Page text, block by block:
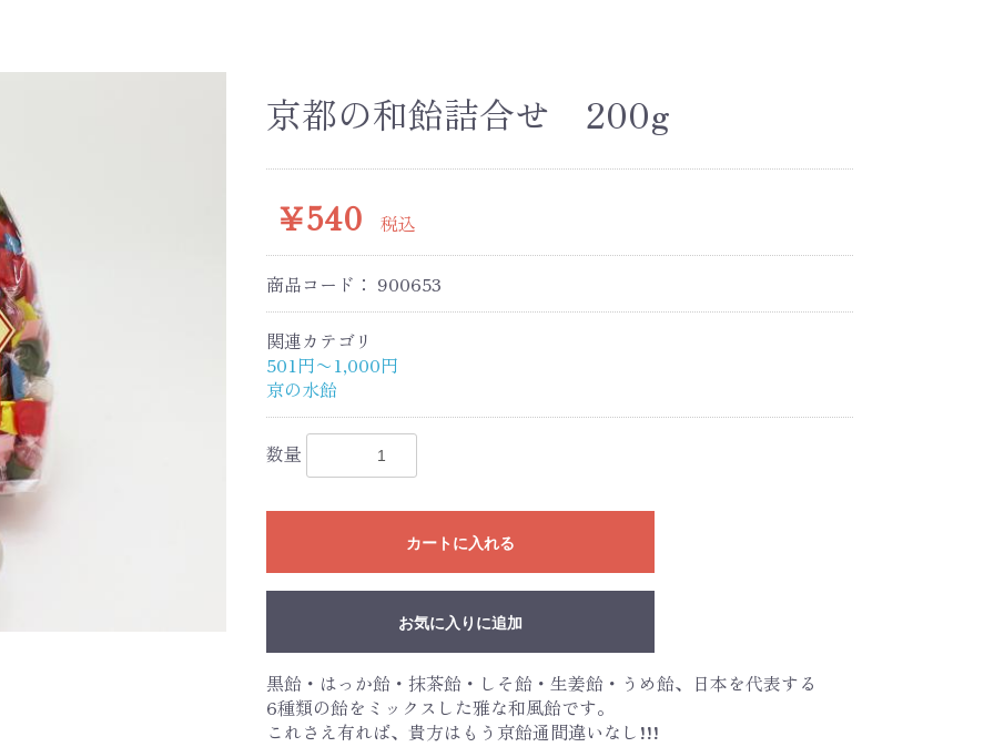
京都の和飴詰合せ 200g
￥540 税込
商品コード： 900653
関連カテゴリ
501円〜1,000円
京の水飴
数量
カートに入れる
お気に入りに追加
黒飴・はっか飴・抹茶飴・しそ飴・生姜飴・うめ飴、日本を代表する
6種類の飴をミックスした雅な和風飴です。
これさえ有れば、貴方はもう京飴通間違いなし!!!